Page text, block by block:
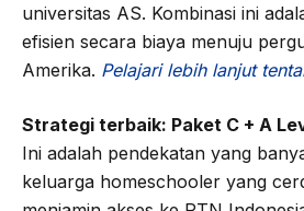
universitas AS. Kombinasi ini
efisien secara biaya menuju
Amerika. Pelajari lebih lanjut
Strategi terbaik: Paket C + A
Ini adalah pendekatan yang
keluarga homeschooler yang